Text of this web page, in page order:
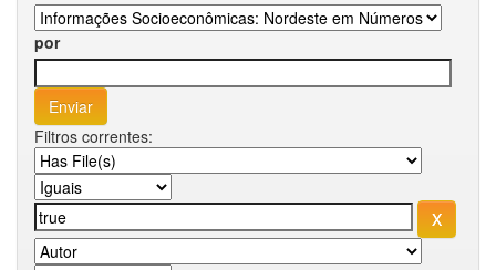
por
Filtros correntes: